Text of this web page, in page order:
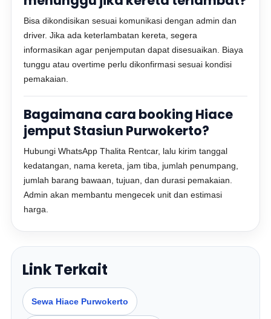
Bisa dikondisikan sesuai komunikasi dengan admin dan
driver. Jika ada keterlambatan kereta, segera
informasikan agar penjemputan dapat disesuaikan. Biaya
tunggu atau overtime perlu dikonfirmasi sesuai kondisi
pemakaian.
Bagaimana cara booking Hiace
jemput Stasiun Purwokerto?
Hubungi WhatsApp Thalita Rentcar, lalu kirim tanggal
kedatangan, nama kereta, jam tiba, jumlah penumpang,
jumlah barang bawaan, tujuan, dan durasi pemakaian.
Admin akan membantu mengecek unit dan estimasi
harga.
Link Terkait
Sewa Hiace Purwokerto